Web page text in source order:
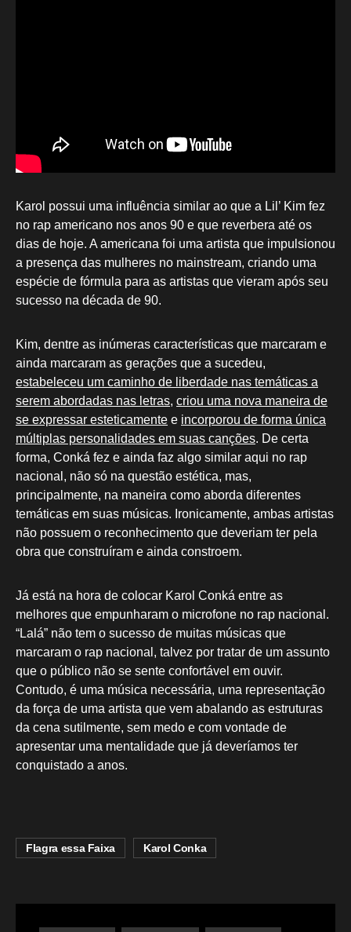
Karol possui uma influência similar ao que a Lil’ Kim fez
no rap americano nos anos 90 e que reverbera até os
dias de hoje. A americana foi uma artista que impulsionou
a presença das mulheres no mainstream, criando uma
espécie de fórmula para as artistas que vieram após seu
sucesso na década de 90.
Kim, dentre as inúmeras características que marcaram e
ainda marcaram as gerações que a sucedeu,
estabeleceu um caminho de liberdade nas temáticas a
serem abordadas nas letras, criou uma nova maneira de
se expressar esteticamente e incorporou de forma única
múltiplas personalidades em suas canções. De certa
forma, Conká fez e ainda faz algo similar aqui no rap
nacional, não só na questão estética, mas,
principalmente, na maneira como aborda diferentes
temáticas em suas músicas. Ironicamente, ambas artistas
não possuem o reconhecimento que deveriam ter pela
obra que construíram e ainda constroem.
Já está na hora de colocar Karol Conká entre as
melhores que empunharam o microfone no rap nacional.
“Lalá” não tem o sucesso de muitas músicas que
marcaram o rap nacional, talvez por tratar de um assunto
que o público não se sente confortável em ouvir.
Contudo, é uma música necessária, uma representação
da força de uma artista que vem abalando as estruturas
da cena sutilmente, sem medo e com vontade de
apresentar uma mentalidade que já deveríamos ter
conquistado a anos.
Flagra essa Faixa Karol Conka